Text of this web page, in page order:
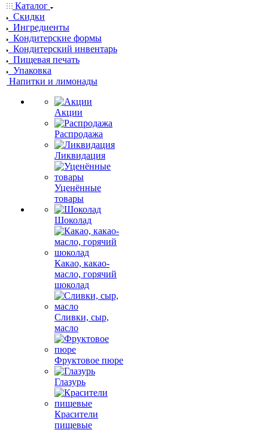
Каталог
Скидки
Ингредиенты
Кондитерские формы
Кондитерский инвентарь
Пищевая печать
Упаковка
Напитки и лимонады
Акции
Распродажа
Ликвидация
Уценённые
товары
Шоколад
Какао, какао-
масло, горячий
шоколад
Сливки, сыр,
масло
Фруктовое пюре
Глазурь
Красители
пищевые